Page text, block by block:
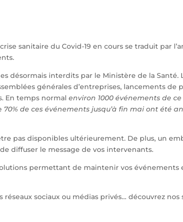
sanitaire du Covid-19 en cours se traduit par
désormais interdits par le Ministère de la Santé.
générales d’entreprises, lancements de
En temps normal environ 1000 événements de
70% de ces événements jusqu’à fin mai ont été
pas disponibles ultérieurement. De plus, un
diffuser le message de vos intervenants.
permettant de maintenir vos événements
sociaux ou médias privés… découvrez nos